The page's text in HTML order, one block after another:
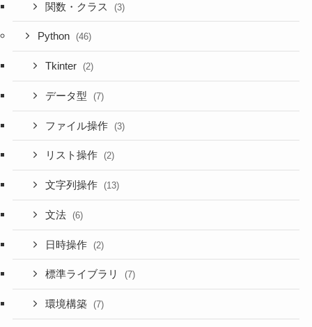
関数・クラス (3)
Python (46)
Tkinter (2)
データ型 (7)
ファイル操作 (3)
リスト操作 (2)
文字列操作 (13)
文法 (6)
日時操作 (2)
標準ライブラリ (7)
環境構築 (7)